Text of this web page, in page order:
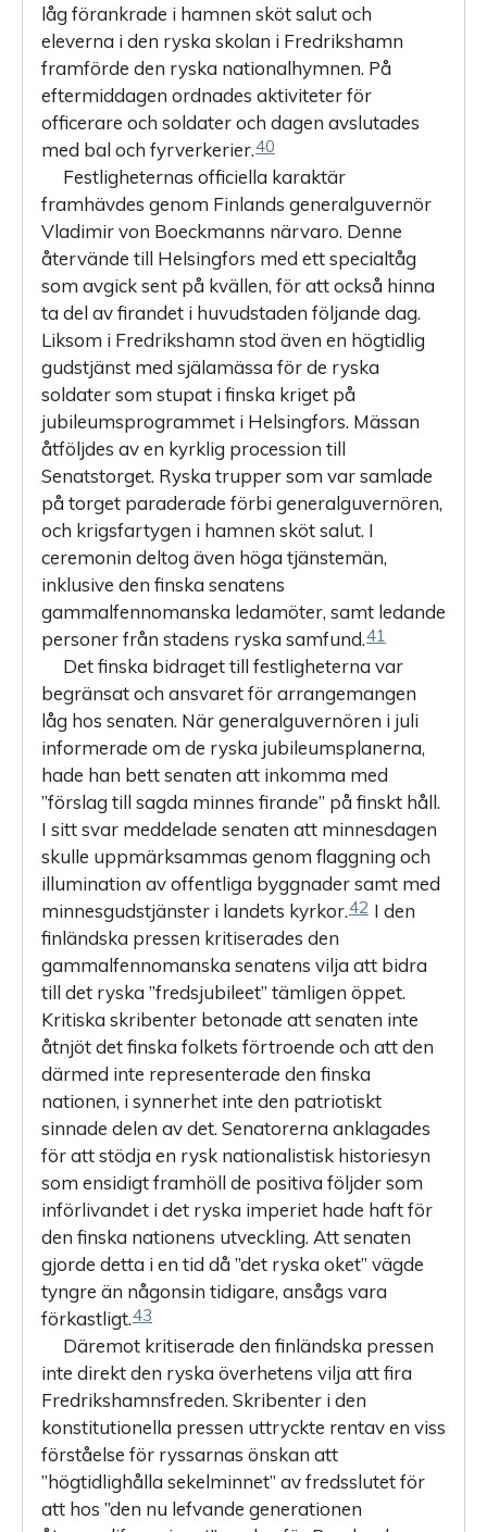
låg förankrade i hamnen sköt salut och
eleverna i den ryska skolan i Fredrikshamn
framförde den ryska nationalhymnen. På
eftermiddagen ordnades aktiviteter för
officerare och soldater och dagen avslutades
med bal och fyrverkerier.40
Festligheternas officiella karaktär
framhävdes genom Finlands generalguvernör
Vladimir von Boeckmanns närvaro. Denne
återvände till Helsingfors med ett specialtåg
som avgick sent på kvällen, för att också hinna
ta del av firandet i huvudstaden följande dag.
Liksom i Fredrikshamn stod även en högtidlig
gudstjänst med själamässa för de ryska
soldater som stupat i finska kriget på
jubileumsprogrammet i Helsingfors. Mässan
åtföljdes av en kyrklig procession till
Senatstorget. Ryska trupper som var samlade
på torget paraderade förbi generalguvernören,
och krigsfartygen i hamnen sköt salut. I
ceremonin deltog även höga tjänstemän,
inklusive den finska senatens
gammalfennomanska ledamöter, samt ledande
personer från stadens ryska samfund.41
Det finska bidraget till festligheterna var
begränsat och ansvaret för arrangemangen
låg hos senaten. När generalguvernören i juli
informerade om de ryska jubileumsplanerna,
hade han bett senaten att inkomma med
”förslag till sagda minnes firande” på finskt håll.
I sitt svar meddelade senaten att minnesdagen
skulle uppmärksammas genom flaggning och
illumination av offentliga byggnader samt med
minnesgudstjänster i landets kyrkor.42 I den
finländska pressen kritiserades den
gammalfennomanska senatens vilja att bidra
till det ryska ”fredsjubileet” tämligen öppet.
Kritiska skribenter betonade att senaten inte
åtnjöt det finska folkets förtroende och att den
därmed inte representerade den finska
nationen, i synnerhet inte den patriotiskt
sinnade delen av det. Senatorerna anklagades
för att stödja en rysk nationalistisk historiesyn
som ensidigt framhöll de positiva följder som
införlivandet i det ryska imperiet hade haft för
den finska nationens utveckling. Att senaten
gjorde detta i en tid då ”det ryska oket” vägde
tyngre än någonsin tidigare, ansågs vara
förkastligt.43
Däremot kritiserade den finländska pressen
inte direkt den ryska överhetens vilja att fira
Fredrikshamnsfreden. Skribenter i den
konstitutionella pressen uttryckte rentav en viss
förståelse för ryssarnas önskan att
”högtidlighålla sekelminnet” av fredsslutet för
att hos ”den nu lefvande generationen